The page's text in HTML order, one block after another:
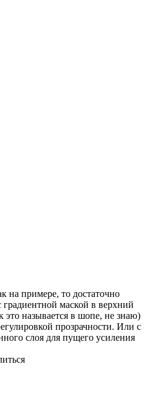
на примере, то достаточно
градиентной маской в верхний
это называется в шопе, не знаю)
прозрачности. Или с
слоя для пущего усиления